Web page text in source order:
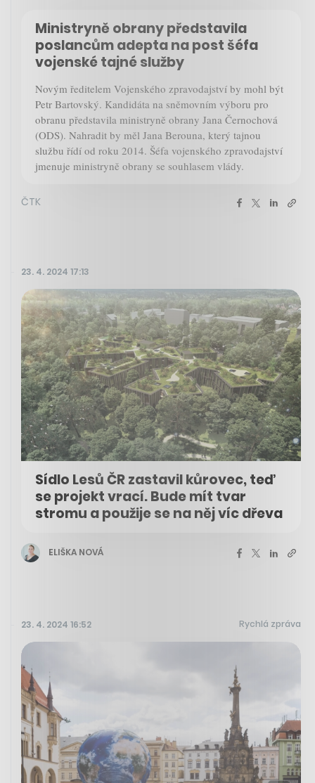
Ministryně obrany představila
poslancům adepta na post šéfa
vojenské tajné služby
Novým ředitelem Vojenského zpravodajství by mohl být
Petr Bartovský. Kandidáta na sněmovním výboru pro
obranu představila ministryně obrany Jana Černochová
(ODS). Nahradit by měl Jana Berouna, který tajnou
službu řídí od roku 2014. Šéfa vojenského zpravodajství
jmenuje ministryně obrany se souhlasem vlády.
ČTK
23. 4. 2024 17:13
Sídlo Lesů ČR zastavil kůrovec, teď
se projekt vrací. Bude mít tvar
stromu a použije se na něj víc dřeva
ELIŠKA NOVÁ
23. 4. 2024 16:52 Rychlá zpráva